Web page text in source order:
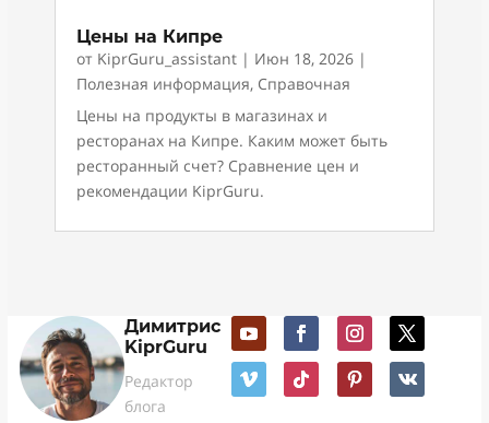
Цены на Кипре
от KiprGuru_assistant | Июн 18, 2026 |
Полезная информация, Справочная
Цены на продукты в магазинах и
ресторанах на Кипре. Каким может быть
ресторанный счет? Сравнение цен и
рекомендации KiprGuru.
Димитрис
KiprGuru
Редактор
блога